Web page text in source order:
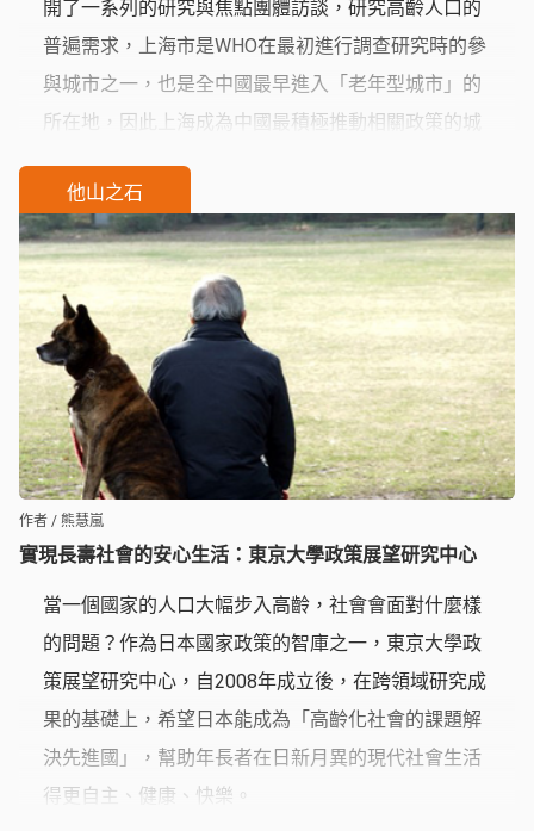
開了一系列的研究與焦點團體訪談，研究高齡人口的
普遍需求，上海市是WHO在最初進行調查研究時的參
與城市之一，也是全中國最早進入「老年型城市」的
所在地，因此上海成為中國最積極推動相關政策的城
市，正好可以作為一個典型案例，顯示出政府在推
廣、建構高齡友善城市的侷限所在。
他山之石
實現長壽社會的安心生活：東京大學政策展望研究中心
作者 / 熊慧嵐
當一個國家的人口大幅步入高齡，社會會面對什麼樣
的問題？作為日本國家政策的智庫之一，東京大學政
策展望研究中心，自2008年成立後，在跨領域研究成
果的基礎上，希望日本能成為「高齡化社會的課題解
決先進國」，幫助年長者在日新月異的現代社會生活
得更自主、健康、快樂。